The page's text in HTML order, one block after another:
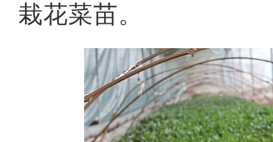
栽花菜苗。